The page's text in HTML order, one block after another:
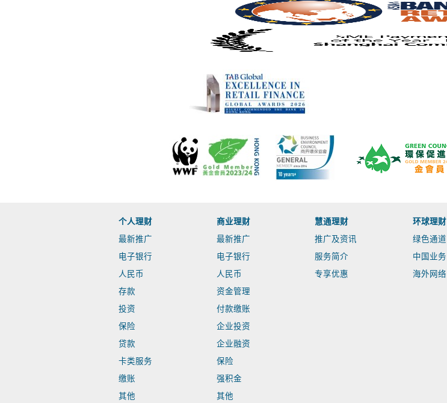
个人理财
最新推广
电子银行
人民币
存款
投资
保险
贷款
卡类服务
缴账
其他
商业理财
最新推广
电子银行
人民币
资金管理
付款缴账
企业投资
企业融资
保险
强积金
其他
慧通理财
推广及资讯
服务简介
专享优惠
环球理财
绿色通道
中国业务
海外网络